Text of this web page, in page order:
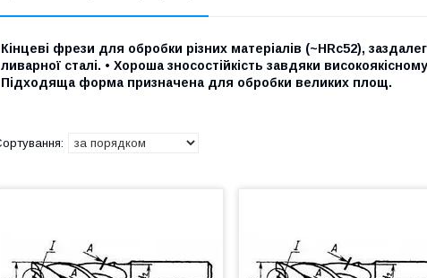
Кінцеві фрези для обробки різних матеріалів (~HRc52),
ливарної сталі. • Хороша зносостійкість завдяки
Підходяща форма призначена для обробки великих площ.